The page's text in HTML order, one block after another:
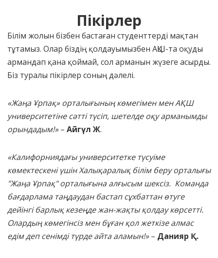
Пікірлер
Білім жолын бізбен бастаған студенттерді мақтан
тұтамыз. Олар біздің қолдауымызбен АҚШ-та оқуды
армандап қана қоймай, сол арманын жүзеге асырды.
Біз туралы пікірлер соның дәлелі.
«Жаңа Ұрпақ» орталығының көмегімен мен АҚШ
университетіне сәтті түсіп, шетелде оқу арманымды
орындадым!»– Айгүл Ж.
«Калифорниядағы университетке түсуіме
көмектескені үшін Халықаралық білім беру орталығы
"Жаңа Ұрпақ" орталығына алғысым шексіз. Команда
бағдарлама таңдаудан бастап сұхбаттан өтуге
дейінгі барлық кезеңде жан-жақты қолдау көрсетті.
Олардың көмегінсіз мен бұған қол жеткізе алмас
едім деп сенімді түрде айта аламын!»– Данияр Қ.